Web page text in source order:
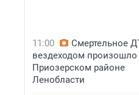
11:00
Смертельное
вездеходом произошло
Приозерском районе
Ленобласти